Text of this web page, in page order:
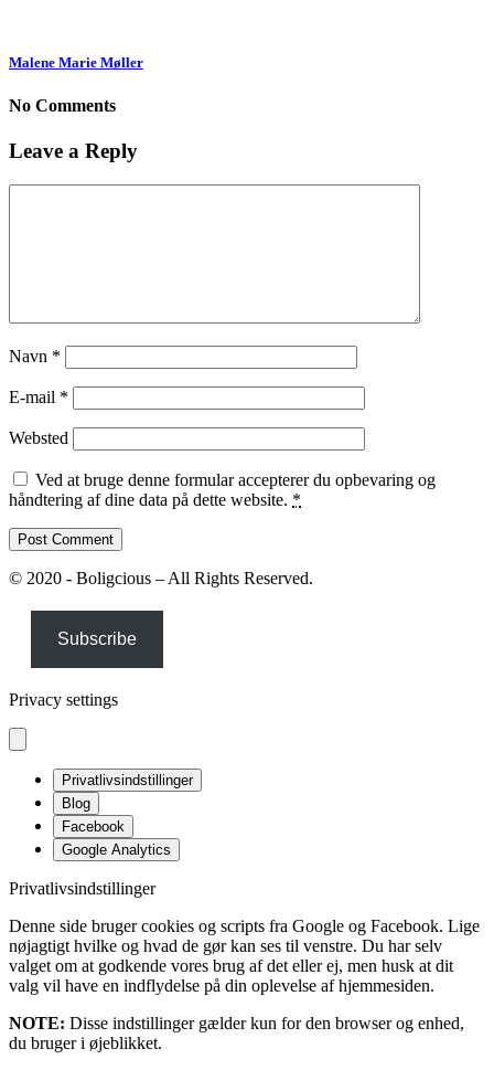
Malene Marie Møller
No Comments
Leave a Reply
Navn *
E-mail *
Websted
Ved at bruge denne formular accepterer du opbevaring og
håndtering af dine data på dette website. *
© 2020 - Boligcious – All Rights Reserved.
Subscribe
Privacy settings
Privatlivsindstillinger
Blog
Facebook
Google Analytics
Privatlivsindstillinger
Denne side bruger cookies og scripts fra Google og Facebook. Lige
nøjagtigt hvilke og hvad de gør kan ses til venstre. Du har selv
valget om at godkende vores brug af det eller ej, men husk at dit
valg vil have en indflydelse på din oplevelse af hjemmesiden.
NOTE: Disse indstillinger gælder kun for den browser og enhed,
du bruger i øjeblikket.